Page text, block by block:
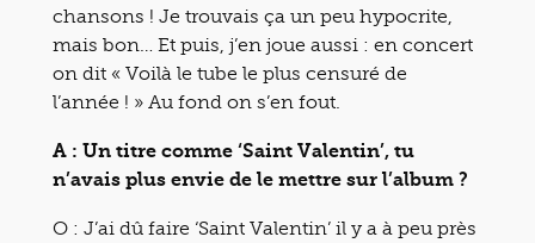
chansons ! Je trouvais ça un peu hypocrite,
mais bon… Et puis, j’en joue aussi : en concert
on dit « Voilà le tube le plus censuré de
l’année ! » Au fond on s’en fout.
A : Un titre comme ‘Saint Valentin’, tu
n’avais plus envie de le mettre sur l’album ?
O : J’ai dû faire ‘Saint Valentin’ il y a à peu près